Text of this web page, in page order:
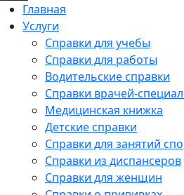
Главная
Услуги
Справки для учебы
Справки для работы
Водительские справки
Справки врачей-
Медицинская книжка
Детские справки
Справки для занятий
Справки из диспансеров
Справки для женщин